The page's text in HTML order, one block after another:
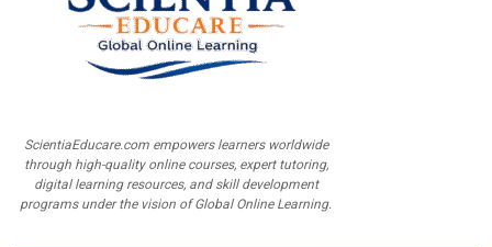
ScientiaEducare.com empowers learners worldwide
through high-quality online courses, expert tutoring,
digital learning resources, and skill development
programs under the vision of Global Online Learning.